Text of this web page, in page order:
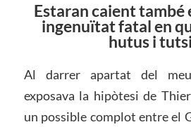
Estaran caient també
ingenuïtat fatal en
hutus i
Al darrer apartat del
exposava la hipòtesi de
un possible complot entre el